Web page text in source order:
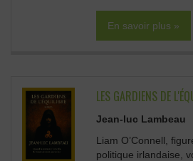
En savoir plus »
LES GARDIENS DE
Jean-luc Lambeau
Liam O’Connell,
politique irlandaise,